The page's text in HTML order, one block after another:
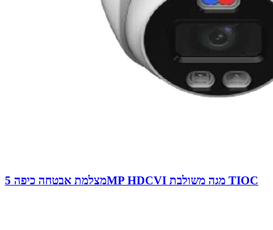
מצלמת אבטחה כיפה 5MP HDCVI מגה משולבת TIOC